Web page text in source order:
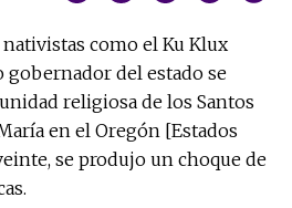
como el Ku Klux
gobernador del estado se
religiosa de los Santos
en el Oregón [Estados
se produjo un choque de